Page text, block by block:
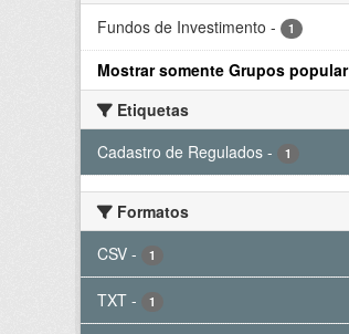
Fundos de Investimento - 1
Mostrar somente Grupos popular
Etiquetas
Cadastro de Regulados - 1
Formatos
CSV - 1
TXT - 1